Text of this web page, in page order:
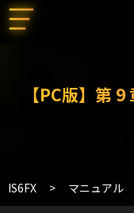
【PC版】第
IS6FX マニュアル